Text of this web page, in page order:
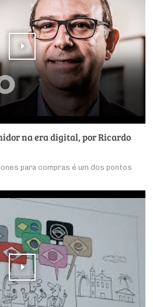
na era digital, por Ricardo
para compras é um dos pontos